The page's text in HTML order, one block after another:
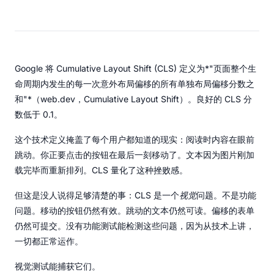
Google 将 Cumulative Layout Shift (CLS) 定义为*"页面整个生
命周期内发生的每一次意外布局偏移的所有单独布局偏移分数之
和"*（web.dev，Cumulative Layout Shift）。良好的 CLS 分
数低于 0.1。
这个技术定义掩盖了每个用户都知道的现实：阅读时内容在眼前
跳动。你正要点击的按钮在最后一刻移动了。文本因为图片刚加
载完毕而重新排列。CLS 量化了这种挫败感。
但这是没人说得足够清楚的事：CLS 是一个视觉问题。不是功能
问题。移动的按钮仍然有效。跳动的文本仍然可读。偏移的表单
仍然可提交。没有功能测试能检测这些问题，因为从技术上讲，
一切都正常运作。
视觉测试能捕获它们。